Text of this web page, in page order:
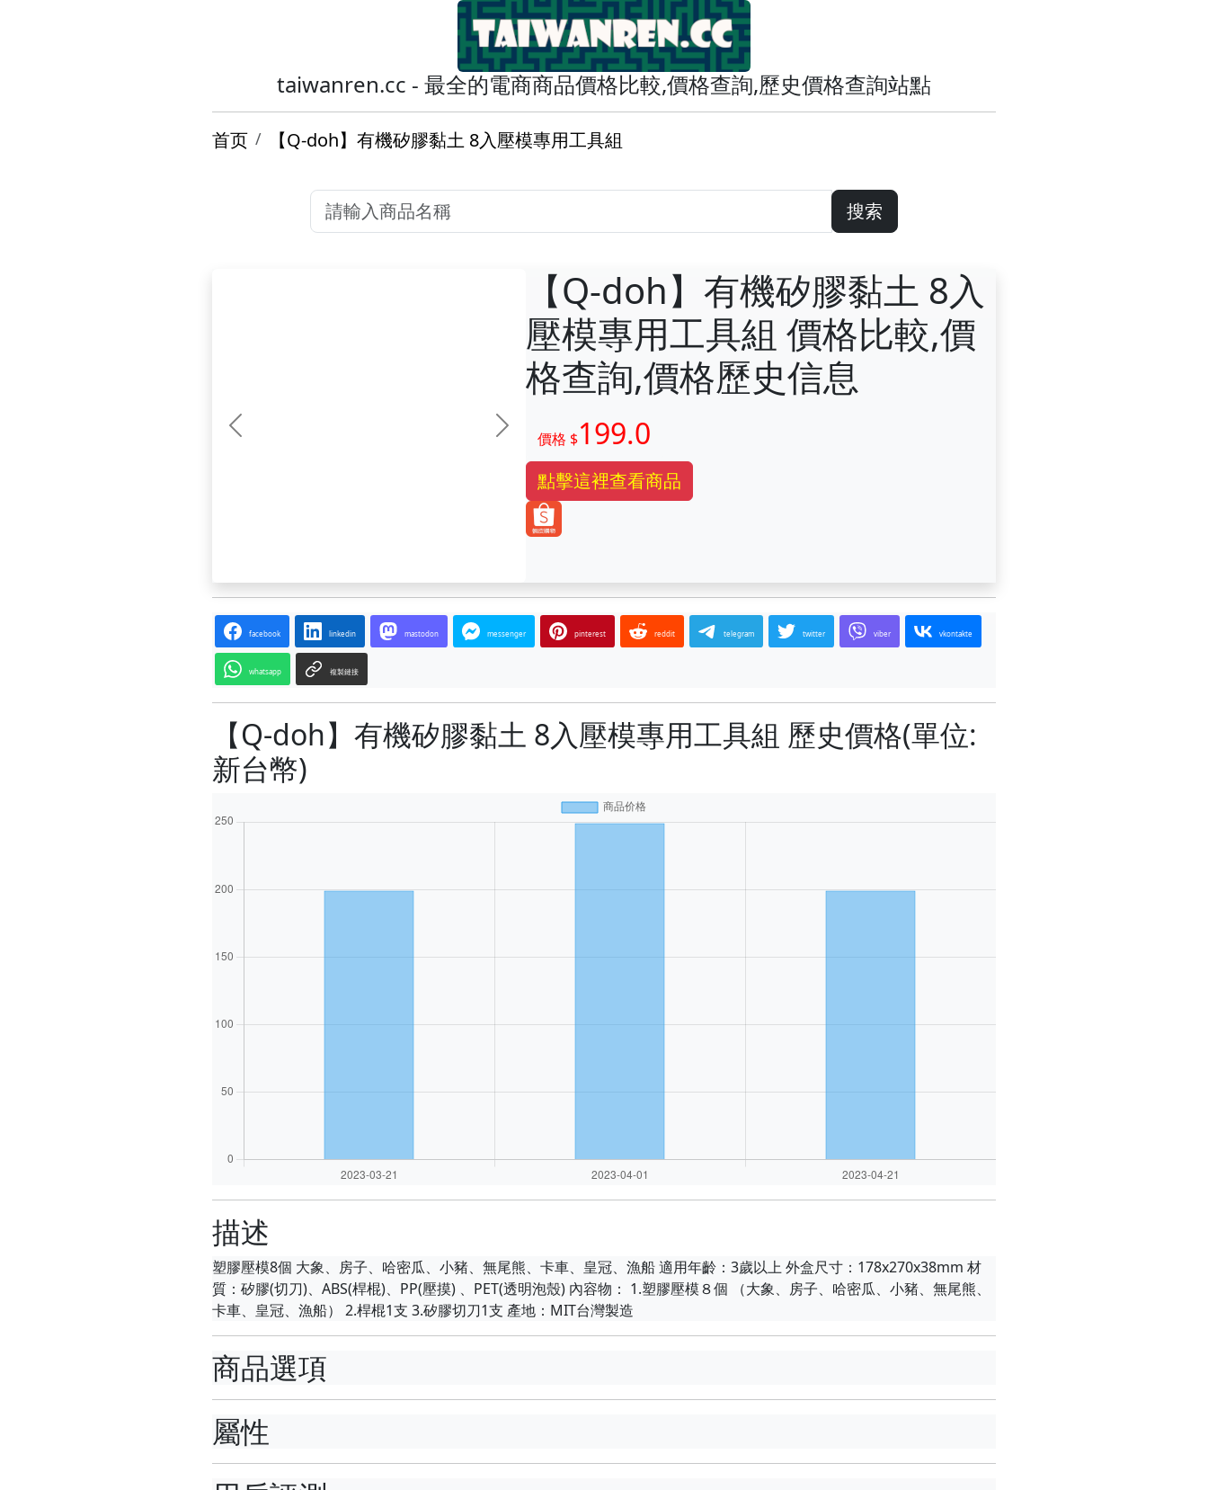
taiwanren.cc - 最全的電商商品價格比較,價格查詢,歷史價格查詢站點
首页 【Q-doh】有機矽膠黏土 8入壓模專用工具組
搜索
前一张 下一张
【Q-doh】有機矽膠黏土 8入
壓模專用工具組 價格比較,價
格查詢,價格歷史信息
價格 $199.0
點擊這裡查看商品
facebook linkedin mastodon messenger pinterest reddit telegram twitter viber vkontakte
whatsapp 複製鏈接
【Q-doh】有機矽膠黏土 8入壓模專用工具組 歷史價格(單位:
新台幣)
描述
塑膠壓模8個 大象、房子、哈密瓜、小豬、無尾熊、卡車、皇冠、漁船 適用年齡：3歲以上 外盒尺寸：178x270x38mm 材
質：矽膠(切刀)、ABS(桿棍)、PP(壓摸) 、PET(透明泡殼) 內容物： 1.塑膠壓模８個 （大象、房子、哈密瓜、小豬、無尾熊、
卡車、皇冠、漁船） 2.桿棍1支 3.矽膠切刀1支 產地：MIT台灣製造
商品選項
屬性